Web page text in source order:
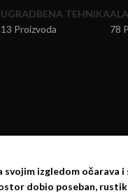
UGRADBENA TEHNIKA
13 Proizvoda
78
izgledom očarava
dobio poseban,